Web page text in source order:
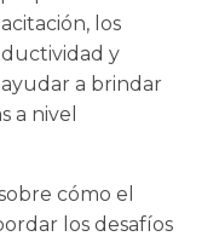
los
y
a brindar
a nivel
cómo el
los desafíos